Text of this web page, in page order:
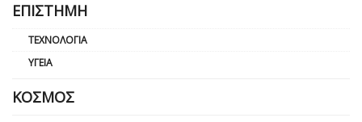
ΕΠΙΣΤΉΜΗ
ΤΕΧΝΟΛΟΓΊΑ
ΥΓΕΊΑ
ΚΌΣΜΟΣ